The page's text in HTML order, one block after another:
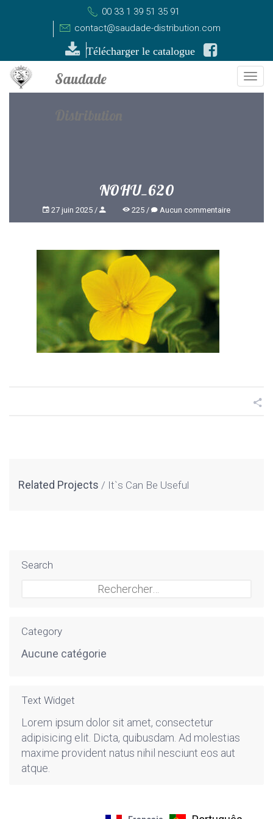
00 33 1 39 51 35 91
contact@saudade-distribution.com
Télécharger le catalogue
NOHU_620
27 juin 2025 225 Aucun commentaire
Related Projects It`s Can Be Useful
Search
Category
Aucune catégorie
Text Widget
Lorem ipsum dolor sit amet, consectetur
adipisicing elit. Dicta, quibusdam. Ad molestias
maxime provident natus nihil nesciunt eos aut
atque.